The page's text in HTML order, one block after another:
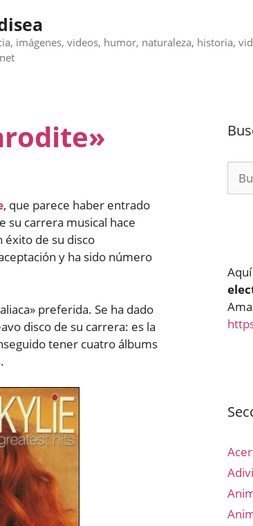
imágenes, videos, humor, naturaleza, historia,
, que parece haber entrado
su carrera musical hace
éxito de su disco
y ha sido número
preferida. Se ha dado
disco de su carrera: es la
tener cuatro álbums